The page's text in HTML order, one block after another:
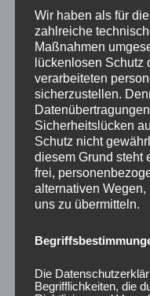
CONCAVER CVR1
19×8,5 ET45 5×108
Brushed Bronze
450,00€ *
Wir haben als für
zahlreiche
Maßnahmen
lückenlosen Schutz
verarbeiteten
sicherzustellen.
Sicherheitslücken
Schutz nicht
diesem Grund steht
frei,
alternativen
uns zu übermitteln.
Die
Begrifflichkeiten, die